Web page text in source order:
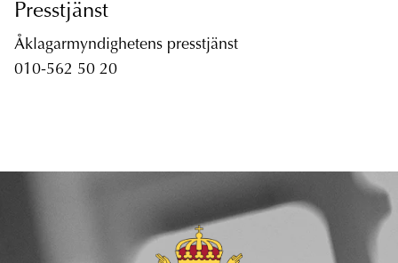
Presstjänst
Åklagarmyndighetens presstjänst
010-562 50 20